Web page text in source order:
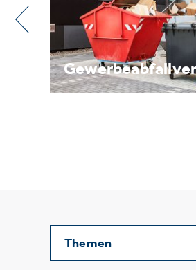
Metallrecycling
Themen